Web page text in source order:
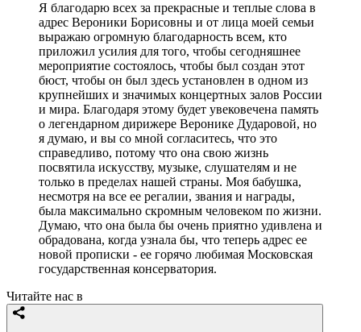
Я благодарю всех за прекрасные и теплые слова в
адрес Вероники Борисовны и от лица моей семьи
выражаю огромную благодарность всем, кто
приложил усилия для того, чтобы сегодняшнее
мероприятие состоялось, чтобы был создан этот
бюст, чтобы он был здесь установлен в одном из
крупнейших и значимых концертных залов России
и мира. Благодаря этому будет увековечена память
о легендарном дирижере Веронике Дударовой, но
я думаю, и вы со мной согласитесь, что это
справедливо, потому что она свою жизнь
посвятила искусству, музыке, слушателям и не
только в пределах нашей страны. Моя бабушка,
несмотря на все ее регалии, звания и награды,
была максимально скромным человеком по жизни.
Думаю, что она была бы очень приятно удивлена и
обрадована, когда узнала бы, что теперь адрес ее
новой прописки - ее горячо любимая Московская
государственная консерватория.
Читайте нас в